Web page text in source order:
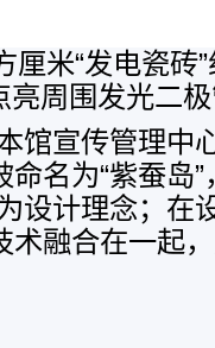
厘米“发电瓷砖
亮周围发光二
馆宣传管理中
名为“紫蚕岛”
设计理念；在
术融合在一起